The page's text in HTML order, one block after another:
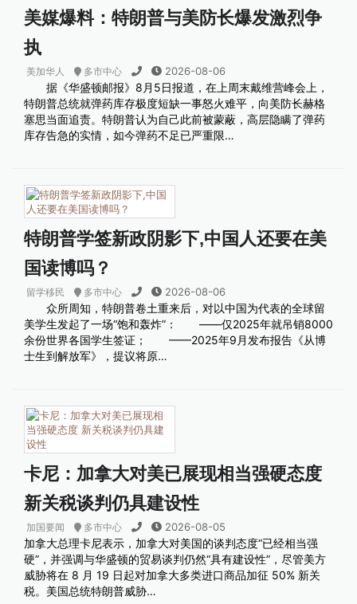
美媒爆料：特朗普与美防长爆发激烈争
执
美加华人 多市中心 2026-08-06
据《华盛顿邮报》8月5日报道，在上周末戴维营峰会上，
特朗普总统就弹药库存极度短缺一事怒火难平，向美防长赫格
塞思当面追责。特朗普认为自己此前被蒙蔽，高层隐瞒了弹药
库存告急的实情，如今弹药不足已严重限…
特朗普学签新政阴影下,中国人还要在美
国读博吗？
留学移民 多市中心 2026-08-06
众所周知，特朗普卷土重来后，对以中国为代表的全球留
美学生发起了一场“饱和轰炸”： ——仅2025年就吊销8000
余份世界各国学生签证； ——2025年9月发布报告《从博
士生到解放军》，提议将原…
卡尼：加拿大对美已展现相当强硬态度
新关税谈判仍具建设性
加国要闻 多市中心 2026-08-05
加拿大总理卡尼表示，加拿大对美国的谈判态度“已经相当强
硬”，并强调与华盛顿的贸易谈判仍然“具有建设性”，尽管美方
威胁将在 8 月 19 日起对加拿大多类进口商品加征 50% 新关
税。美国总统特朗普威胁…